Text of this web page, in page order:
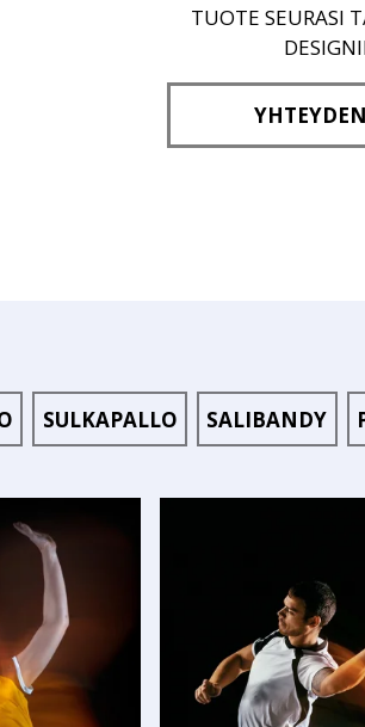
TUOTE SEURASI
SULKAPALLO SALIBANDY